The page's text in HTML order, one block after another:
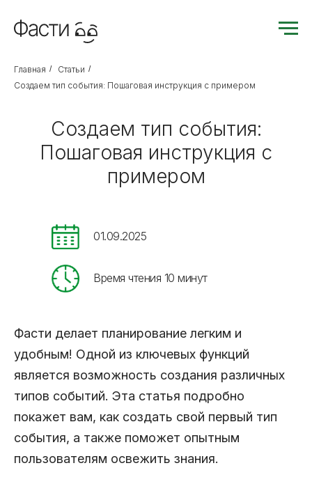
Главная / Статьи /
Создаем тип события: Пошаговая инструкция с примером
Создаем тип события:
Пошаговая инструкция с
примером
01.09.2025
Время чтения 10 минут
Фасти делает планирование легким и
удобным! Одной из ключевых функций
является возможность создания различных
типов событий. Эта статья подробно
покажет вам, как создать свой первый тип
события, а также поможет опытным
пользователям освежить знания.